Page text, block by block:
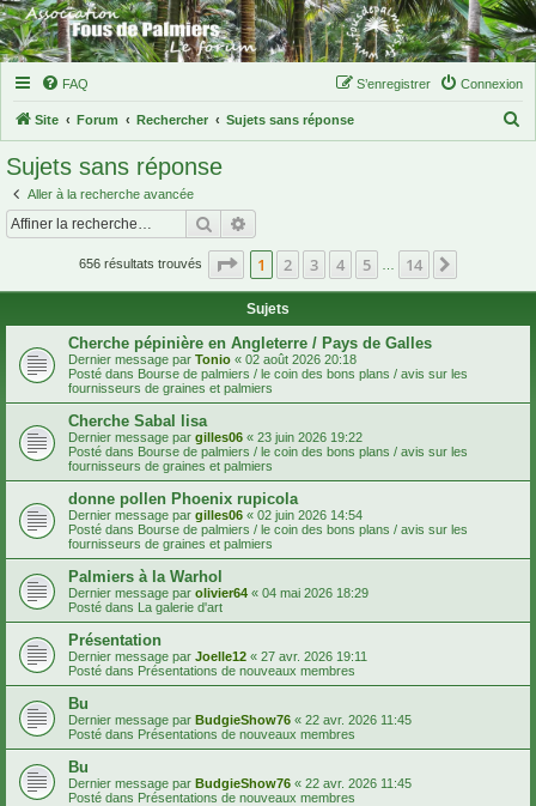
FAQ Connexion
S’enregistrer
Site Forum Rechercher Sujets sans réponse
c
Sujets sans réponse
Aller à la recherche avancée
Rechercher
656 résultats trouvés Page 1sur14
1 2 3 4 5 14
Sujets
Cherche pépinière en Angleterre / Pays de Galles
Dernier message par Tonio « 02 août 2026 20:18
Posté dans Bourse de palmiers / le coin des bons plans / avis sur les
fournisseurs de graines et palmiers
Cherche Sabal lisa
Dernier message par gilles06 « 23 juin 2026 19:22
Posté dans Bourse de palmiers / le coin des bons plans / avis sur les
fournisseurs de graines et palmiers
donne pollen Phoenix rupicola
Dernier message par gilles06 « 02 juin 2026 14:54
Posté dans Bourse de palmiers / le coin des bons plans / avis sur les
fournisseurs de graines et palmiers
Palmiers à la Warhol
Dernier message par olivier64 « 04 mai 2026 18:29
Posté dans La galerie d'art
Présentation
Dernier message par Joelle12 « 27 avr. 2026 19:11
Posté dans Présentations de nouveaux membres
Bu
Dernier message par BudgieShow76 « 22 avr. 2026 11:45
Posté dans Présentations de nouveaux membres
Bu
Dernier message par BudgieShow76 « 22 avr. 2026 11:45
Posté dans Présentations de nouveaux membres